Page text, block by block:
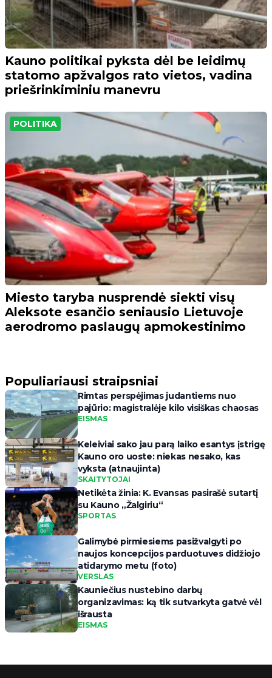
Kauno politikai pyksta dėl be leidimų
statomo apžvalgos rato vietos, vadina
priešrinkiminiu manevru
POLITIKA
Miesto taryba nusprendė siekti visų
Aleksote esančio seniausio Lietuvoje
aerodromo paslaugų apmokestinimo
Populiariausi straipsniai
Rimtas perspėjimas judantiems nuo
pajūrio: magistralėje kilo visiškas chaosas
EISMAS
Keleiviai sako jau parą laiko esantys įstrigę
Kauno oro uoste: niekas nesako, kas
vyksta (atnaujinta)
SKAITYTOJAI
Netikėta žinia: K. Evansas pasirašė sutartį
su Kauno „Žalgiriu“
SPORTAS
Galimybė pirmiesiems pasižvalgyti po
naujos koncepcijos parduotuves didžiojo
atidarymo metu (foto)
VERSLAS
Kauniečius nustebino darbų
organizavimas: ką tik sutvarkyta gatvė vėl
išrausta
EISMAS